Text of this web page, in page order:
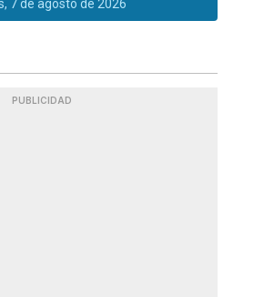
7 de agosto de 2026
PUBLICIDAD